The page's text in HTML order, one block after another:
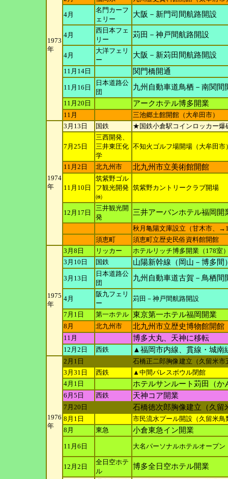
1973
年
4月
名門カーフ
ェリー
大阪－新門司間航路開設
4月
西日本フェ
リー
苅田－神戸間航路開設
4月
大洋フェリ
ー
大阪－新苅田間航路開設
11月14日 関門橋開通
11月16日
日本道路公
団
九州自動車道鳥栖－南関間
11月20日 アークホテル博多開業
11月 三池郷土館開館（大牟田市）
1974
年
3月13日 国鉄 ★国鉄小倉駅コインロッカー爆
7月25日
三西開発、
三井東圧化
学
不知火ゴルフ場開場（大牟田市
11月2日 北九州市 北九州市立美術館開館
11月10日
筑紫野ゴル
フ観光開発
㈱
筑紫野カントリークラブ開場
12月17日
三井観光開
発
三井アーバンホテル福岡開
秋月亀陽文庫設立（甘木市、
須恵町
須恵町立歴史民俗資料館開館
1975
年
3月8日 リッカー
ホテルリッチ博多開業（178室
3月10日
国鉄 山陽新幹線（岡山－博多間
3月13日
日本道路公
団
九州自動車道古賀－鳥栖間
4月
阪九フェリ
ー
苅田－神戸間航路開設
7月1日 第一ホテル 東京第一ホテル福岡開業
8月 北九州市 北九州市立歴史博物館開館
11月 博多大丸、天神に移転
12月2日 西鉄 ▲福岡市内線、貫線・城南
1976
年
2月1日
石橋正二郎胸像建立（久留米
3月31日
西鉄
▲中間パレスボウル閉館
4月1日
ホテルサンルート苅田（か
6月5日 西鉄 天神コア開業
7月20日 石橋徳次郎胸像建立（久留
8月1日
市民流水プール開設（久留米鳥
8月
東急 小倉東急イン開業
11月6日 大名パーソナルホテルオープン
12月2日
全日空ホテ
ル
博多全日空ホテル開業